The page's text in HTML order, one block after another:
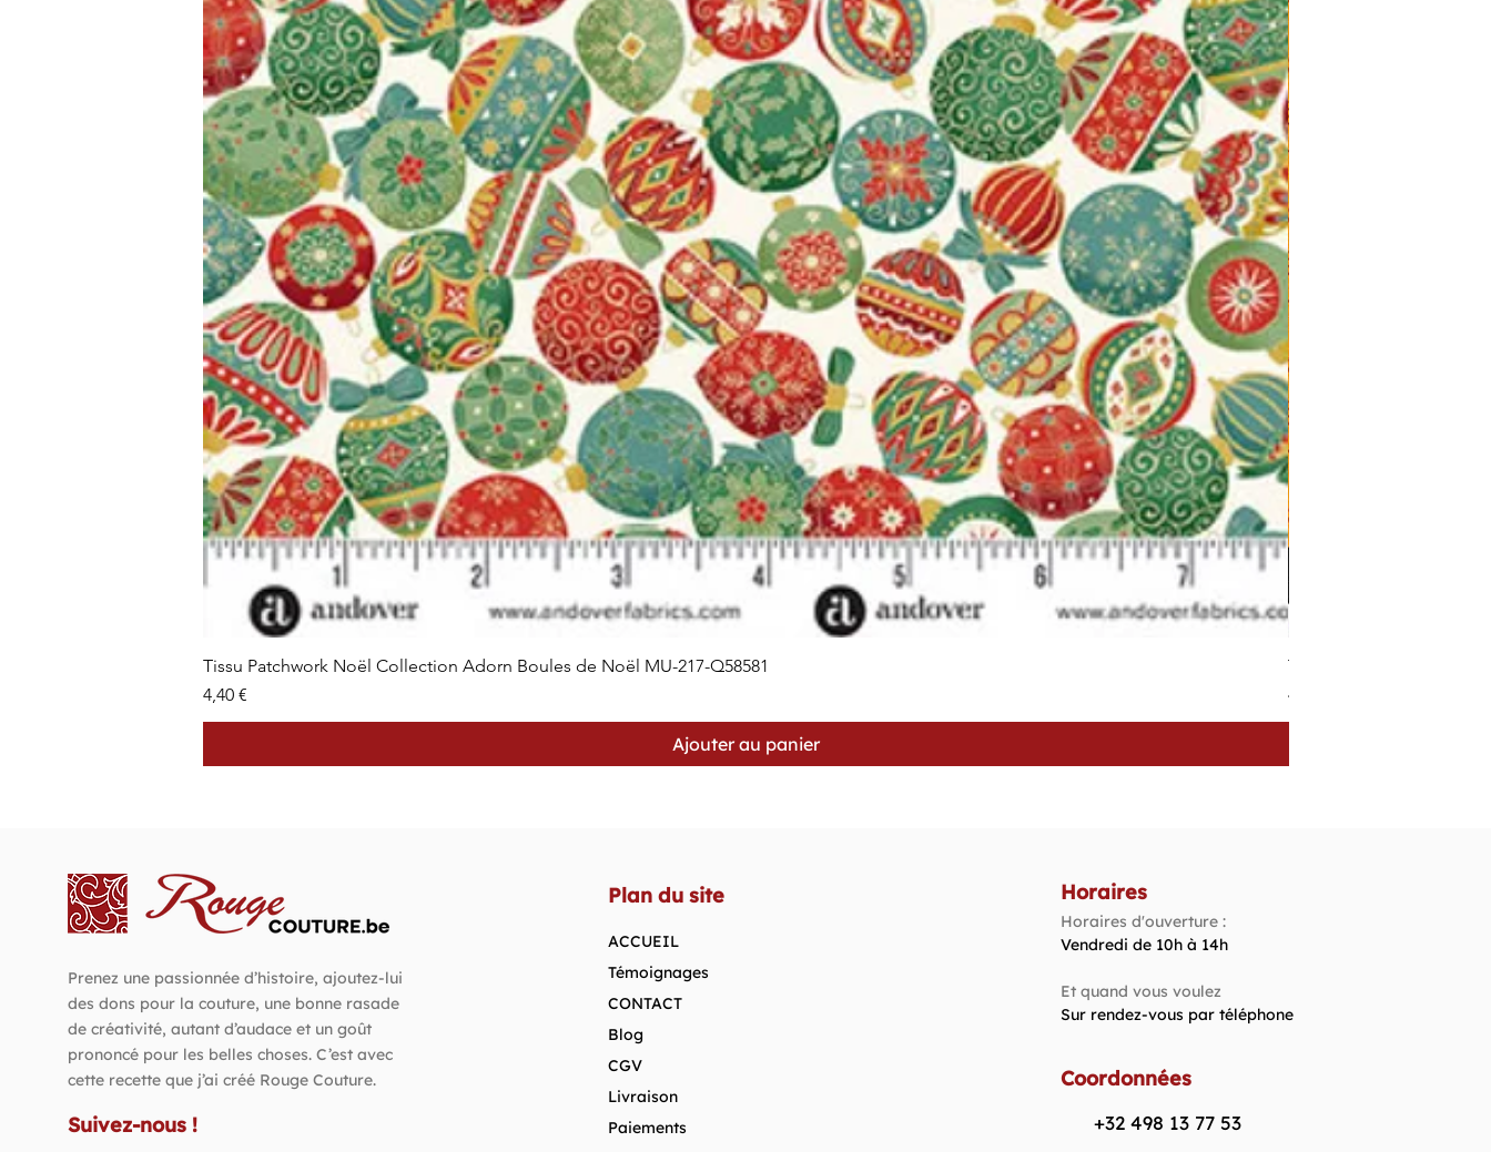
Aperçu rapide
Tissu Patchwork Noël Collection Adorn Boules de Noël MU-217-Q58581
Prix
4,40 €
Ajouter au panier
Tissu Patchwork Fond
Prix
4,40 €
Prenez une passionnée d’histoire, ajoutez-lui
des dons pour la couture, une bonne rasade
de créativité, autant d’audace et un goût
prononcé pour les belles choses. C’est avec
cette recette que j’ai créé Rouge Couture.
Suivez-nous !
Plan du site
ACCUEIL
Témoignages
CONTACT
Blog
CGV
Livraison
Paiements
Horaires
Horaires d'ouverture :
Vendredi de 10h à 14h​
Et quand vous voulez
Sur rendez-vous par téléphone
Coordonnées
+32 498 13 77 53